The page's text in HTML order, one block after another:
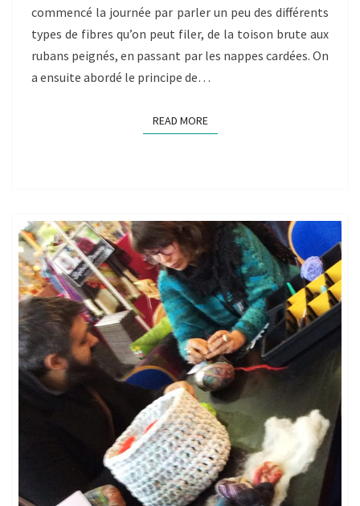
EN
VERCORS
commencé la journée par parler un peu des différents
types de fibres qu’on peut filer, de la toison brute aux
rubans peignés, en passant par les nappes cardées. On
a ensuite abordé le principe de…
READ MOREREAD MORE